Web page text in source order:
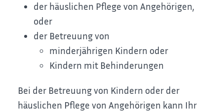
der häuslichen Pflege von Angehörigen,
oder
der Betreuung von
minderjährigen Kindern oder
Kindern mit Behinderungen
Bei der Betreuung von Kindern oder der
häuslichen Pflege von Angehörigen kann Ihr